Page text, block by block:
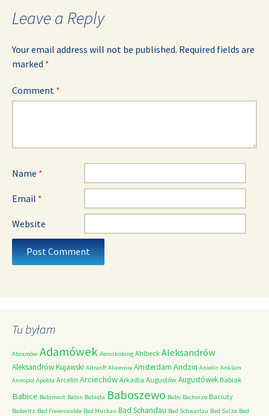
Leave a Reply
Your email address will not be published. Required fields are
marked *
Comment *
Name *
Email *
Website
Tu byłam
Abramów Adamówek Aeroskobing Ahlbeck Aleksandrów
Aleksandrów Kujawski Altranft Alwernia Amsterdam Andzin Anielin Anklam
Annopol Apolda Arcelin Arciechów Arkadia Augustów Augustówek Babiak
Babice Babimost Babin Babięta Baboszewo Baby Bachorze Baciuty
Baderitz Bad Freienwalde Bad Muskau Bad Schandau Bad Schwartau Bad Sulza Bad